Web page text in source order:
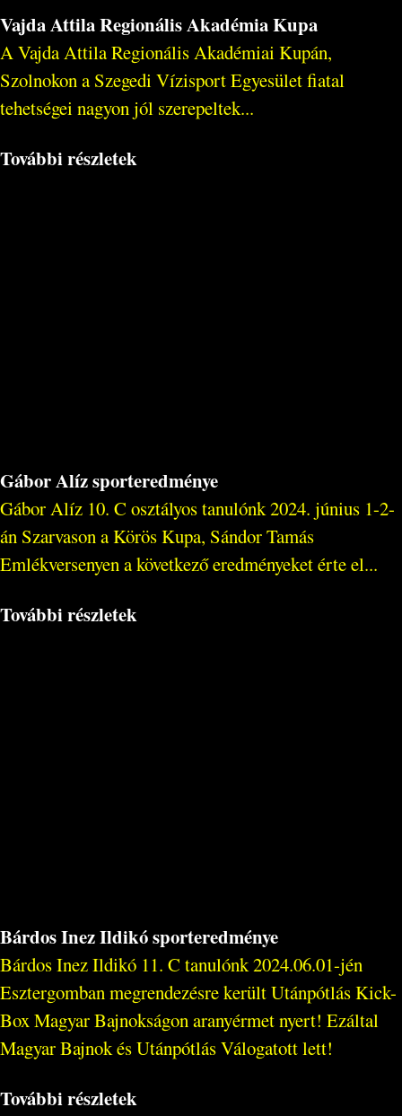
Vajda Attila Regionális Akadémia Kupa
A Vajda Attila Regionális Akadémiai Kupán,
Szolnokon a Szegedi Vízisport Egyesület fiatal
tehetségei nagyon jól szerepeltek...
További részletek
Gábor Alíz sporteredménye
Gábor Alíz 10. C osztályos tanulónk 2024. június 1-2-
án Szarvason a Körös Kupa, Sándor Tamás
Emlékversenyen a következő eredményeket érte el...
További részletek
Bárdos Inez Ildikó sporteredménye
Bárdos Inez Ildikó 11. C tanulónk 2024.06.01-jén
Esztergomban megrendezésre került Utánpótlás Kick-
Box Magyar Bajnokságon aranyérmet nyert! Ezáltal
Magyar Bajnok és Utánpótlás Válogatott lett!
További részletek